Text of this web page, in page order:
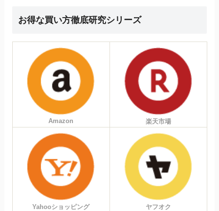
お得な買い方徹底研究シリーズ
Amazon 楽天市場
Yahooショッピング ヤフオク